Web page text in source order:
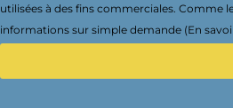
utilisées à des fins commerciales. Comme
informations sur simple demande (En